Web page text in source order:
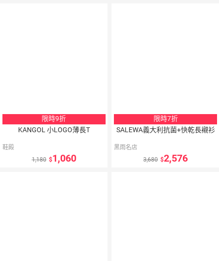
限時9折
KANGOL 小LOGO薄長T
鞋殿
1,180
1,060
限時7折
SALEWA義大利抗菌+快乾長襯衫
黑雨名店
3,680
2,576